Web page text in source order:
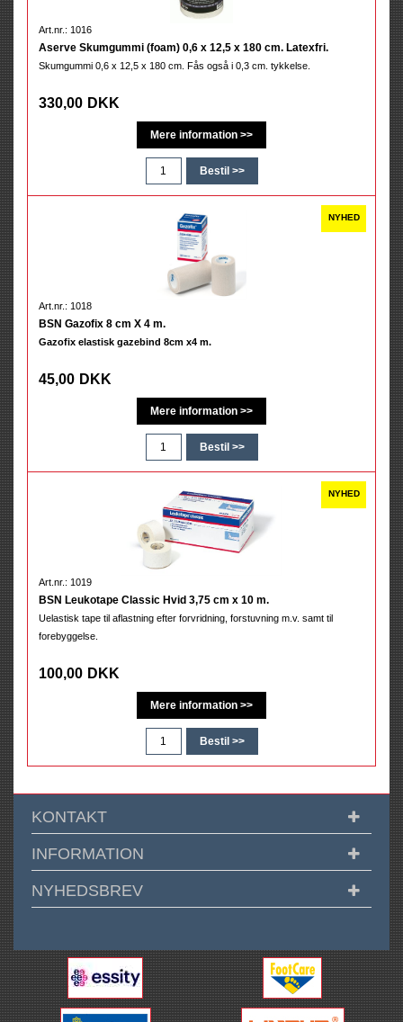
Art.nr.: 1016
Aserve Skumgummi (foam) 0,6 x 12,5 x 180 cm. Latexfri.
Skumgummi 0,6 x 12,5 x 180 cm. Fås også i 0,3 cm. tykkelse.
330,00 DKK
Art.nr.: 1018
BSN Gazofix 8 cm X 4 m.
Gazofix elastisk gazebind 8cm x4 m.
45,00 DKK
Art.nr.: 1019
BSN Leukotape Classic Hvid 3,75 cm x 10 m.
Uelastisk tape til aflastning efter forvridning, forstuvning m.v. samt til
forebyggelse.
100,00 DKK
KONTAKT
INFORMATION
NYHEDSBREV